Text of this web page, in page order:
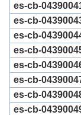
es-cb-
es-cb-
es-cb-
es-cb-
es-cb-
es-cb-
es-cb-
es-cb-